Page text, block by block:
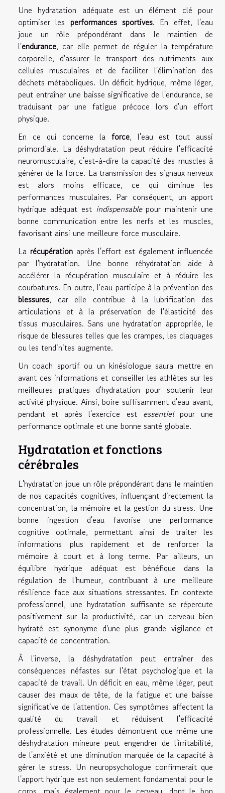
Une hydratation adéquate est un élément clé pour
optimiser les performances sportives. En effet, l'eau
joue un rôle prépondérant dans le maintien de
l'endurance, car elle permet de réguler la température
corporelle, d'assurer le transport des nutriments aux
cellules musculaires et de faciliter l'élimination des
déchets métaboliques. Un déficit hydrique, même léger,
peut entraîner une baisse significative de l'endurance, se
traduisant par une fatigue précoce lors d'un effort
physique.
En ce qui concerne la force, l'eau est tout aussi
primordiale. La déshydratation peut réduire l'efficacité
neuromusculaire, c'est-à-dire la capacité des muscles à
générer de la force. La transmission des signaux nerveux
est alors moins efficace, ce qui diminue les
performances musculaires. Par conséquent, un apport
hydrique adéquat est indispensablepour maintenir une
bonne communication entre les nerfs et les muscles,
favorisant ainsi une meilleure force musculaire.
La récupération après l'effort est également influencée
par l'hydratation. Une bonne réhydratation aide à
accélérer la récupération musculaire et à réduire les
courbatures. En outre, l'eau participe à la prévention des
blessures, car elle contribue à la lubrification des
articulations et à la préservation de l'élasticité des
tissus musculaires. Sans une hydratation appropriée, le
risque de blessures telles que les crampes, les claquages
ou les tendinites augmente.
Un coach sportif ou un kinésiologue saura mettre en
avant ces informations et conseiller les athlètes sur les
meilleures pratiques d'hydratation pour soutenir leur
activité physique. Ainsi, boire suffisamment d'eau avant,
pendant et après l'exercice est essentielpour une
performance optimale et une bonne santé globale.
Hydratation et fonctions
cérébrales
L'hydratation joue un rôle prépondérant dans le maintien
de nos capacités cognitives, influençant directement la
concentration, la mémoire et la gestion du stress. Une
bonne ingestion d'eau favorise une performance
cognitive optimale, permettant ainsi de traiter les
informations plus rapidement et de renforcer la
mémoire à court et à long terme. Par ailleurs, un
équilibre hydrique adéquat est bénéfique dans la
régulation de l'humeur, contribuant à une meilleure
résilience face aux situations stressantes. En contexte
professionnel, une hydratation suffisante se répercute
positivement sur la productivité, car un cerveau bien
hydraté est synonyme d'une plus grande vigilance et
capacité de concentration.
À l'inverse, la déshydratation peut entraîner des
conséquences néfastes sur l'état psychologique et la
capacité de travail. Un déficit en eau, même léger, peut
causer des maux de tête, de la fatigue et une baisse
significative de l'attention. Ces symptômes affectent la
qualité du travail et réduisent l'efficacité
professionnelle. Les études démontrent que même une
déshydratation mineure peut engendrer de l'irritabilité,
de l'anxiété et une diminution marquée de la capacité à
gérer le stress. Un neuropsychologue confirmerait que
l'apport hydrique est non seulement fondamental pour le